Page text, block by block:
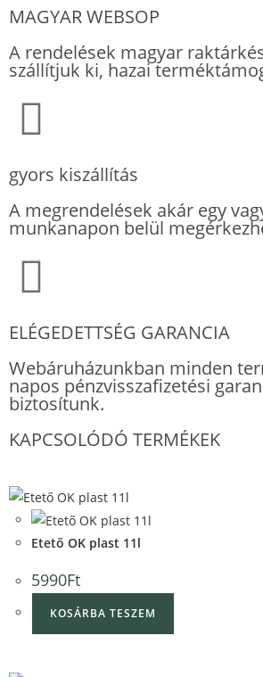
MAGYAR WEBSOP
A rendelések magyar
szállítjuk ki, hazai
gyors kiszállítás
A megrendelések akár egy
munkanapon belül
ELÉGEDETTSÉG GARANCIA
Webáruházunkban minden
napos pénzvisszafizetési
biztosítunk.
KAPCSOLÓDÓ TERMÉKEK
Etető OK plast 11l
5990Ft
KOSÁRBA TESZEM